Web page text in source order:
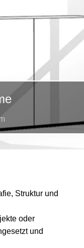
Struktur und
oder
und